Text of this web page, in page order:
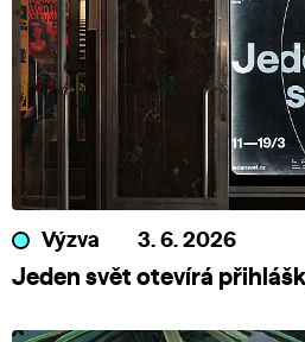
Výzva 3. 6. 2026
Jeden svět otevírá